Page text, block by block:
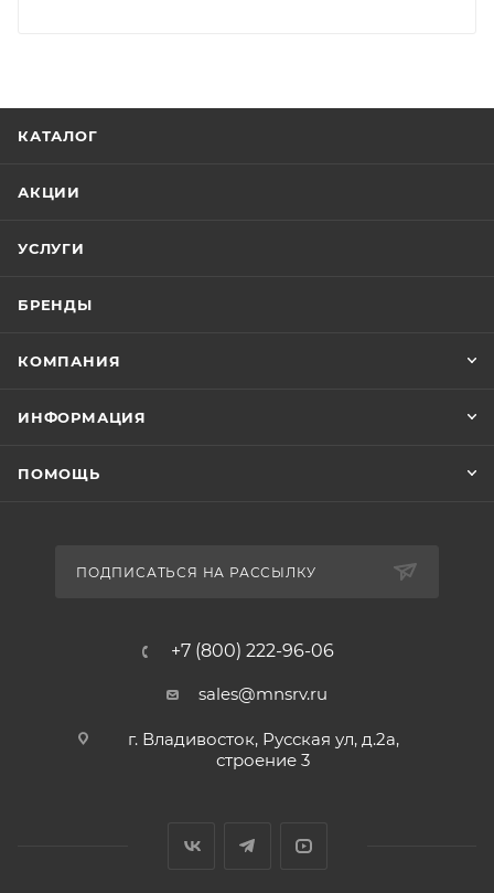
КАТАЛОГ
АКЦИИ
УСЛУГИ
БРЕНДЫ
КОМПАНИЯ
ИНФОРМАЦИЯ
ПОМОЩЬ
ПОДПИСАТЬСЯ НА РАССЫЛКУ
+7 (800) 222-96-06
sales@mnsrv.ru
г. Владивосток, Русская ул, д.2а,
строение 3